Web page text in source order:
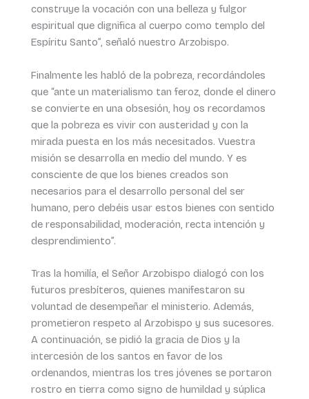
construye la vocación con una belleza y fulgor
espiritual que dignifica al cuerpo como templo del
Espíritu Santo”, señaló nuestro Arzobispo.
Finalmente les habló de la pobreza, recordándoles
que “ante un materialismo tan feroz, donde el dinero
se convierte en una obsesión, hoy os recordamos
que la pobreza es vivir con austeridad y con la
mirada puesta en los más necesitados. Vuestra
misión se desarrolla en medio del mundo. Y es
consciente de que los bienes creados son
necesarios para el desarrollo personal del ser
humano, pero debéis usar estos bienes con sentido
de responsabilidad, moderación, recta intención y
desprendimiento”.
Tras la homilía, el Señor Arzobispo dialogó con los
futuros presbíteros, quienes manifestaron su
voluntad de desempeñar el ministerio. Además,
prometieron respeto al Arzobispo y sus sucesores.
A continuación, se pidió la gracia de Dios y la
intercesión de los santos en favor de los
ordenandos, mientras los tres jóvenes se portaron
rostro en tierra como signo de humildad y súplica